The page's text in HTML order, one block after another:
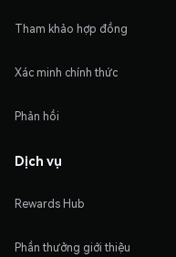
Tham khảo hợp đồng
Xác minh chính thức
Phản hồi
Dịch vụ
Rewards Hub
Phần thưởng giới thiệu